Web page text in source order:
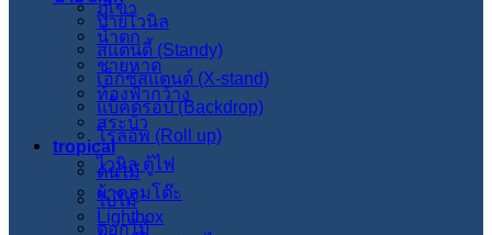
ป้ายไวนิล
สแตนดี้ (Standy)
เอ็กซ์สแตนด์ (X-stand)
แบ็คดรอป (Backdrop)
โรลอัพ (Roll up)
ไวนิล ตู้ไฟ
ผ้าคลุมโต๊ะ
Lightbox
ภูเขา
น้ำตก
ชายหาด
ท้องฟ้ากว้าง
สระบัว
tropical
ต้นไม้
ใบไม้
ดอกไม้